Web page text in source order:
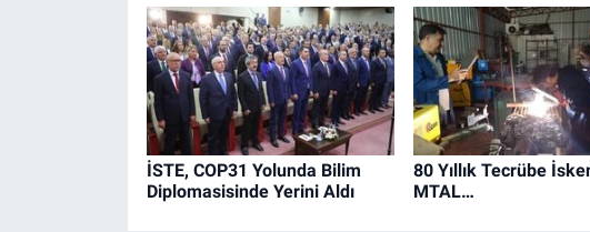
İSTE, COP31 Yolunda Bilim
Diplomasisinde Yerini Aldı
80 Yıllık Tecrübe
MTAL…